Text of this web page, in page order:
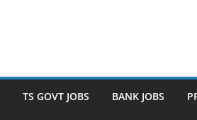
TS GOVT JOBS BANK JOBS